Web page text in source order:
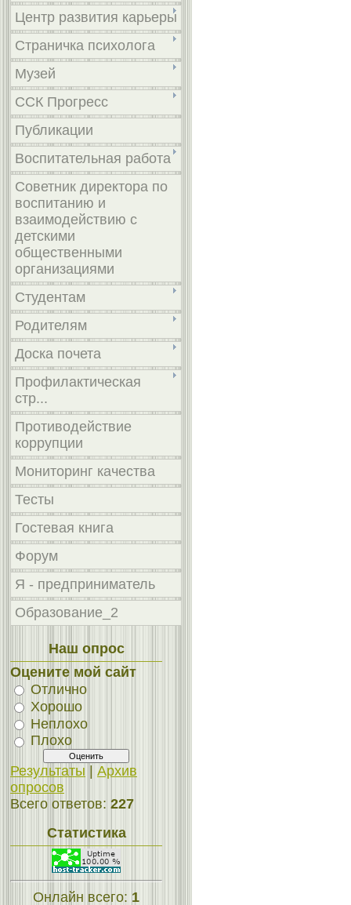
Центр развития карьеры
Страничка психолога
Музей
ССК Прогресс
Публикации
Воспитательная работа
Советник директора по
воспитанию и
взаимодействию с
детскими
общественными
организациями
Студентам
Родителям
Доска почета
Профилактическая
стр...
Противодействие
коррупции
Мониторинг качества
Тесты
Гостевая книга
Форум
Я - предприниматель
Образование_2
Наш опрос
Оцените мой сайт
Отлично
Хорошо
Неплохо
Плохо
Результаты
Архив
опросов
Всего ответов: 227
Статистика
Онлайн всего: 1